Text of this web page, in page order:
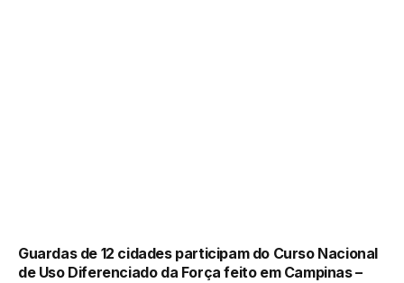
Guardas de 12 cidades participam do Curso Nacional
de Uso Diferenciado da Força feito em Campinas –